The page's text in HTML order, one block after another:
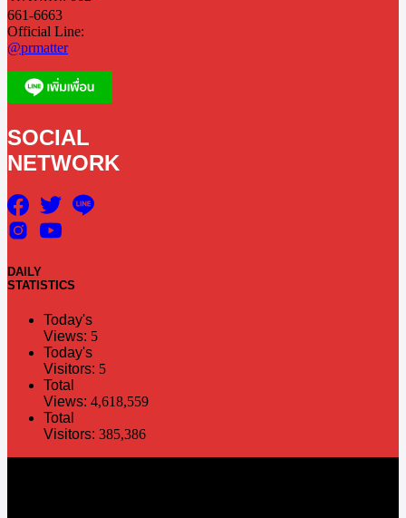
661-6663
Official Line:
@prmatter
SOCIAL
NETWORK
DAILY
STATISTICS
Today's
Views: 5
Today's
Visitors: 5
Total
Views: 4,618,559
Total
Visitors: 385,386